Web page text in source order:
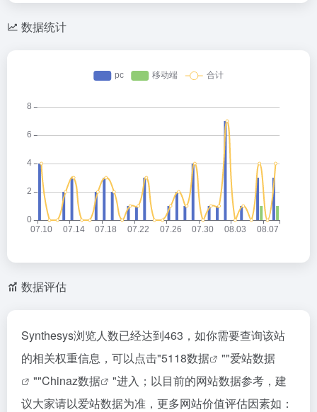
数据统计
数据评估
Synthesys浏览人数已经达到463，如你需要查询该站
的相关权重信息，可以点击"5118数据 ""爱站数据
""Chinaz数据
"进入；以目前的网站数据参考，建
议大家请以爱站数据为准，更多网站价值评估因素如：